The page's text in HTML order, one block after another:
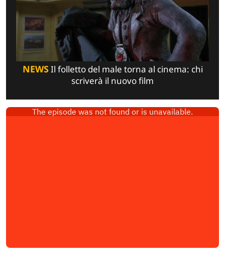
NEWSIl folletto del male torna al cinema: chi
scriverà il nuovo film